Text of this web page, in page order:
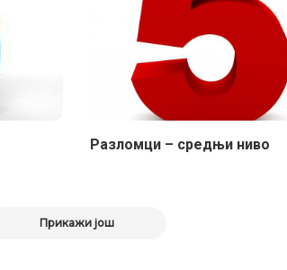
Разломци – средњи ниво
Прикажи још